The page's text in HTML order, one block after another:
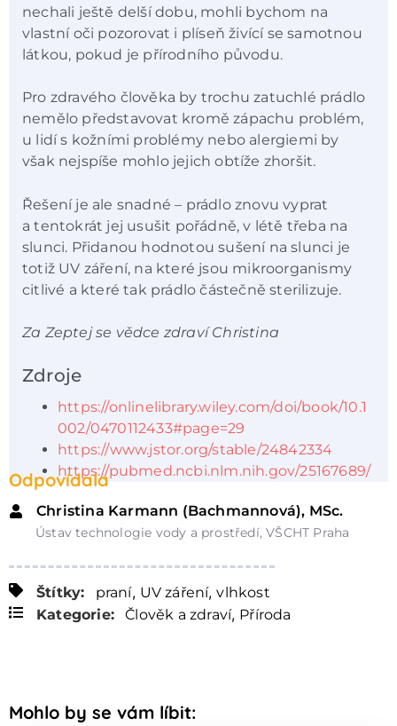
nechali ještě delší dobu, mohli bychom na
vlastní oči pozorovat i plíseň živící se samotnou
látkou, pokud je přírodního původu.
Pro zdravého člověka by trochu zatuchlé prádlo
nemělo představovat kromě zápachu problém,
u lidí s kožními problémy nebo alergiemi by
však nejspíše mohlo jejich obtíže zhoršit.
Řešení je ale snadné – prádlo znovu vyprat
a tentokrát jej usušit pořádně, v létě třeba na
slunci. Přidanou hodnotou sušení na slunci je
totiž UV záření, na které jsou mikroorganismy
citlivé a které tak prádlo částečně sterilizuje.
Za Zeptej se vědce zdraví Christina
Zdroje
https://onlinelibrary.wiley.com/doi/book/10.1
002/0470112433#page=29
https://www.jstor.org/stable/24842334
https://pubmed.ncbi.nlm.nih.gov/25167689/
Odpovídala
Christina Karmann (Bachmannová), MSc.
Ústav technologie vody a prostředí, VŠCHT Praha
Štítky: praní, UV záření, vlhkost
Kategorie:
Člověk a zdraví, Příroda
Mohlo by se vám líbit: